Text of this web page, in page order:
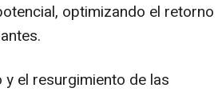
optimizando el retorno
el resurgimiento de las